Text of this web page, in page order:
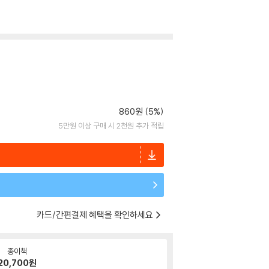
860원 (5%)
5만원 이상 구매 시 2천원 추가 적립
카드/간편결제 혜택을 확인하세요
종이책
원